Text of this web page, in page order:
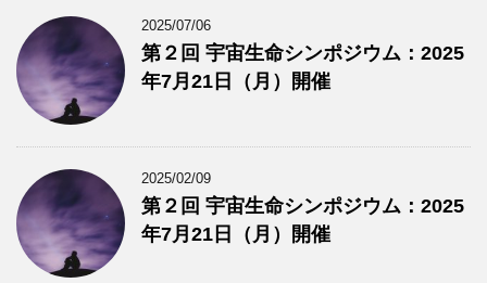
2025/07/06
第２回 宇宙生命シンポジウム：2025
年7月21日（月）開催
2025/02/09
第２回 宇宙生命シンポジウム：2025
年7月21日（月）開催